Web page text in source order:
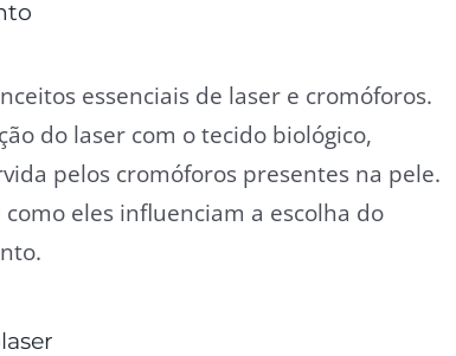
essenciais de laser e cromóforos.
do laser com o tecido biológico,
pelos cromóforos presentes na pele.
eles influenciam a escolha do